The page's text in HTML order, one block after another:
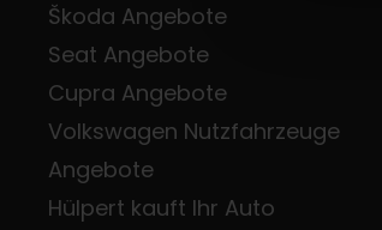
Škoda Angebote
Seat Angebote
Cupra Angebote
Volkswagen Nutzfahrzeuge
Angebote
Hülpert kauft Ihr Auto